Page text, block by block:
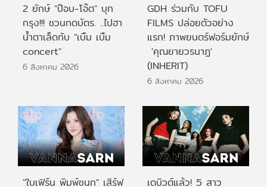
2 ยักษ์ "ป๊อบ-โอ๊ต" บุก
กรุง!!! ชวนกดบัตร. ..ไปฮา
น้ำตาเล็ดกับ "เบิ้ม เบิ้ม
concert"
6 สิงหาคม 2026
GDH ร่วมกับ TOFU
FILMS ปล่อยตัวอย่าง
แรก! ภาพยนตร์ฟอร์มยักษ์
'คุณยายวรนาฏ'
(INHERIT)
6 สิงหาคม 2026
"ใบเฟิร์น พิมพ์ชนก" เสิร์ฟ
เดบิวต์แล้ว! 5 สาว